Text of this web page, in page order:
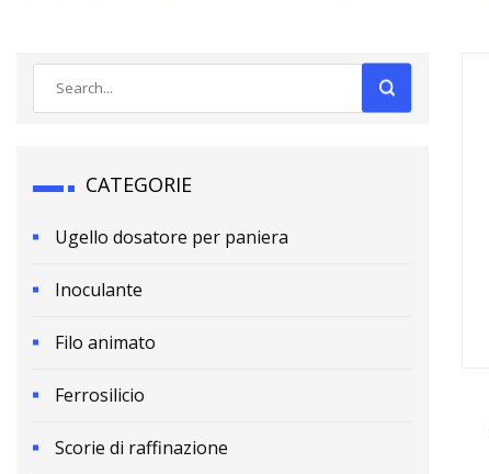
CATEGORIE
Ugello dosatore per paniera
Inoculante
Filo animato
Ferrosilicio
Scorie di raffinazione